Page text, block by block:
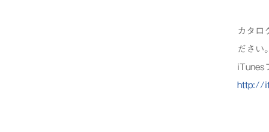
カタロ
ださい
iTunes
http://